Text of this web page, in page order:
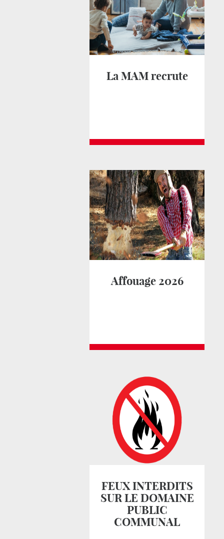
La MAM recrute
Affouage 2026
FEUX INTERDITS
SUR LE DOMAINE
PUBLIC
COMMUNAL